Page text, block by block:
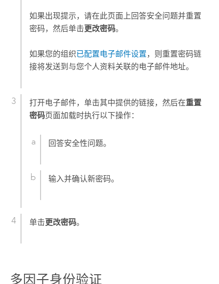
如果出现提示，请在此页面上回答安全问题并重置
密码，然后单击更改密码。
如果您的组织已配置电子邮件设置，则重置密码链
接将发送到与您个人资料关联的电子邮件地址。
打开电子邮件，单击其中提供的链接，然后在重置
密码页面加载时执行以下操作：
回答安全性问题。
输入并确认新密码。
单击更改密码。
多因子身份验证